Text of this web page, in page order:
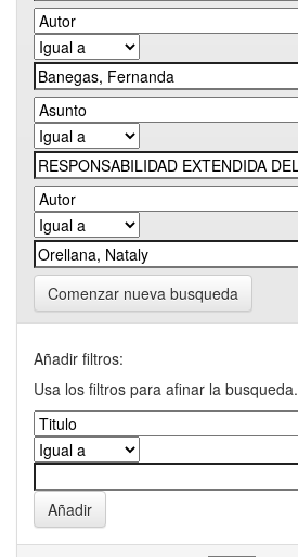
Comenzar nueva busqueda
Añadir filtros:
Usa los filtros para afinar la busqueda.